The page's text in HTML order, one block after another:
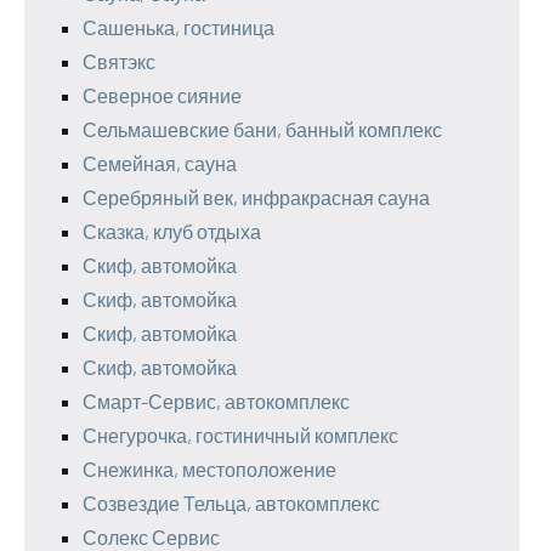
Сашенька, гостиница
Святэкс
Северное сияние
Сельмашевские бани, банный комплекс
Семейная, сауна
Серебряный век, инфракрасная сауна
Сказка, клуб отдыха
Скиф, автомойка
Скиф, автомойка
Скиф, автомойка
Скиф, автомойка
Смарт-Сервис, автокомплекс
Снегурочка, гостиничный комплекс
Снежинка, местоположение
Созвездие Тельца, автокомплекс
Солекс Сервис